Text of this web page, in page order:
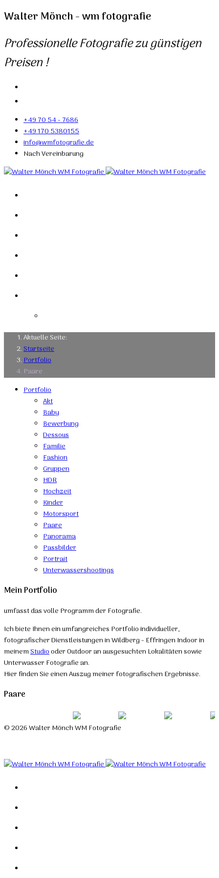
Walter Mönch - wm fotografie
Professionelle Fotografie zu günstigen
Preisen !
+49 70 54 - 7686
+49 170 5380155
info@wmfotografie.de
Nach Vereinbarung
Aktuelle Seite:
Startseite
Portfolio
Paare
Portfolio
Akt
Baby
Bewerbung
Dessous
Familie
Fashion
Gruppen
HDR
Hochzeit
Kinder
Motorsport
Paare
Panorama
Passbilder
Portrait
Unterwassershootings
Mein Portfolio
umfasst das volle Programm der Fotografie.
Ich biete Ihnen ein umfangreiches Portfolio individueller,
fotografischer Dienstleistungen in Wildberg - Effringen Indoor in
meinemStudiooder Outdoor an ausgesuchten Lokalitäten sowie
Unterwasser Fotografie an.
Hier finden Sie einen Auszug meiner fotografischen Ergebnisse.
Paare
© 2026 Walter Mönch WM Fotografie